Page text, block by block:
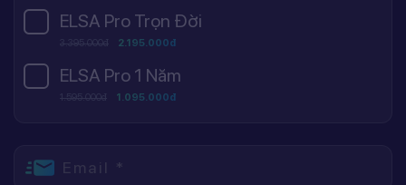
ELSA Pro Trọn Đời
3.395.000đ 2.195.000đ
ELSA Pro 1 Năm
1.595.000đ 1.095.000đ
Email *